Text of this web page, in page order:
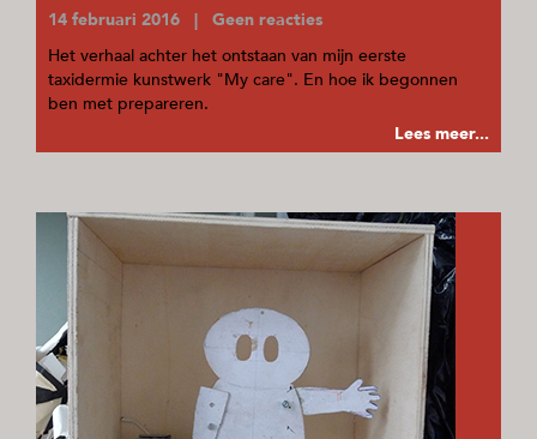
14 februari 2016 | Geen reacties
Het verhaal achter het ontstaan van mijn eerste
taxidermie kunstwerk "My care". En hoe ik begonnen
ben met prepareren.
Lees meer...